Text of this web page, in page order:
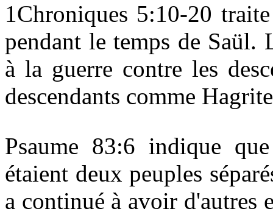
1Chroniques 5:10-20
pendant le temps de Saül.
à la guerre contre les
descendants comme
Psaume 83:6 indique
étaient deux peuples
a continué à avoir d'autres